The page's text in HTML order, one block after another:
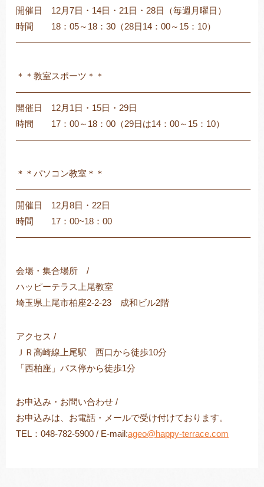
開催日 12月7日・14日・21日・28日（毎週月曜日）
時間 18：05～18：30（28日14：00～15：10）
——————————————————————————–
＊＊教室スポーツ＊＊
——————————————————————————–
開催日 12月1日・15日・29日
時間 17：00～18：00（29日は14：00～15：10）
——————————————————————————–
＊＊パソコン教室＊＊
——————————————————————————–
開催日 12月8日・22日
時間 17：00~18：00
——————————————————————————–
会場・集合場所 /
ハッピーテラス上尾教室
埼玉県上尾市柏座2-2-23 成和ビル2階
アクセス /
ＪＲ高崎線上尾駅 西口から徒歩10分
「西柏座」バス停から徒歩1分
お申込み・お問い合わせ /
お申込みは、お電話・メールで受け付けております。
TEL：048-782-5900 / E-mail:ageo@happy-terrace.com